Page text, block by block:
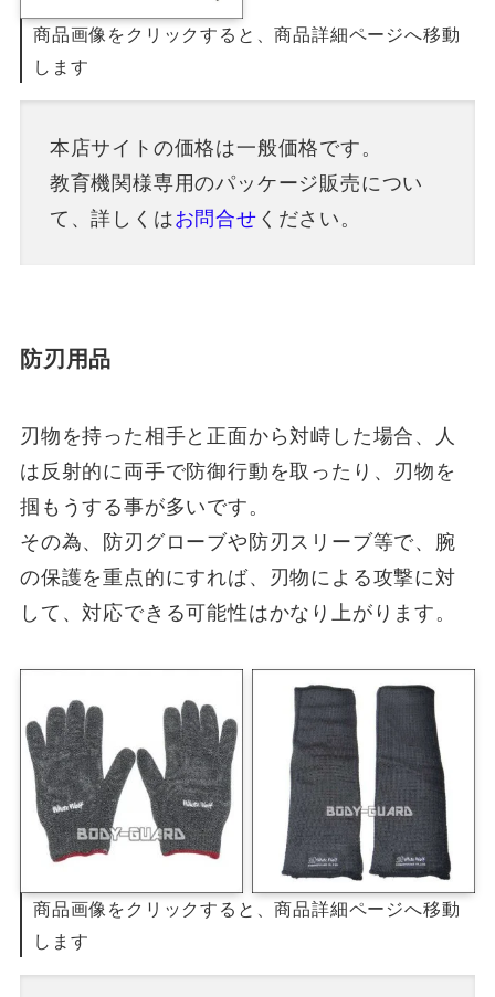
商品画像をクリックすると、商品詳細ページへ移動
します
本店サイトの価格は一般価格です。
教育機関様専用のパッケージ販売につい
て、詳しくはお問合せ ください。
防刃用品
刃物を持った相手と正面から対峙した場合、人
は反射的に両手で防御行動を取ったり、刃物を
掴もうする事が多いです。
その為、防刃グローブや防刃スリーブ等で、腕
の保護を重点的にすれば、刃物による攻撃に対
して、対応できる可能性はかなり上がります。
商品画像をクリックすると、商品詳細ページへ移動
します